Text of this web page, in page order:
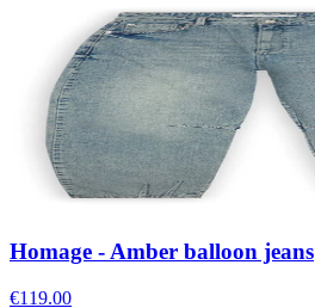
Homage - Amber balloon jeans
€119.00